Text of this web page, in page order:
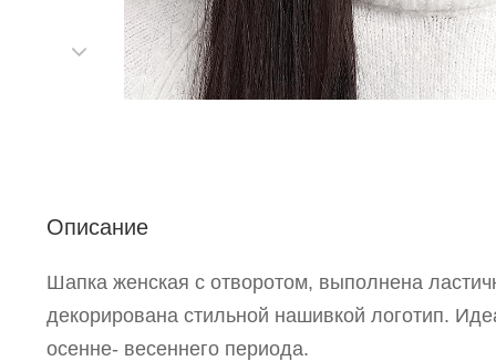
Описание
Шапка женская с отворотом, выполнена
декорирована стильной нашивкой логотип.
осенне- весеннего периода.